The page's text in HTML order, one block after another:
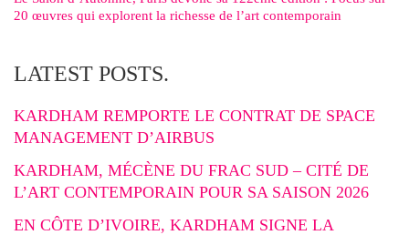
20 œuvres qui explorent la richesse de l’art contemporain
LATEST POSTS.
KARDHAM REMPORTE LE CONTRAT DE SPACE
MANAGEMENT D’AIRBUS
KARDHAM, MÉCÈNE DU FRAC SUD – CITÉ DE
L’ART CONTEMPORAIN POUR SA SAISON 2026
EN CÔTE D’IVOIRE, KARDHAM SIGNE LA